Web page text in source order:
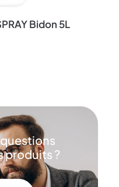
Bidon 5L
produits ?